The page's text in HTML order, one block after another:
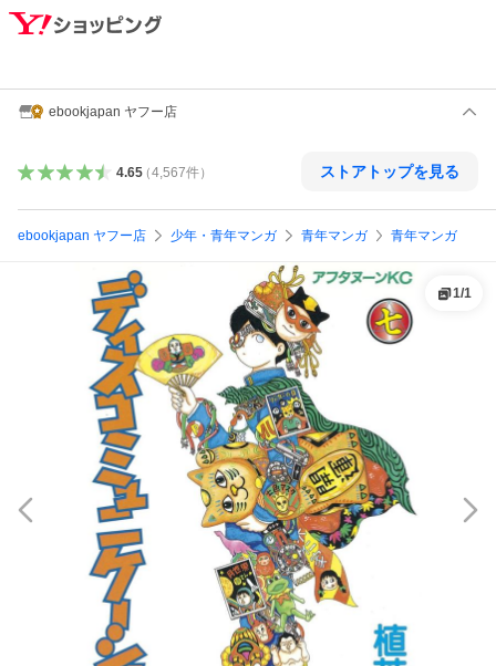
ebookjapan ヤフー店
4.65（4,567件） ストアトップを見る
ebookjapan ヤフー店 少年・青年マンガ 青年マンガ 青年マンガ
1/1